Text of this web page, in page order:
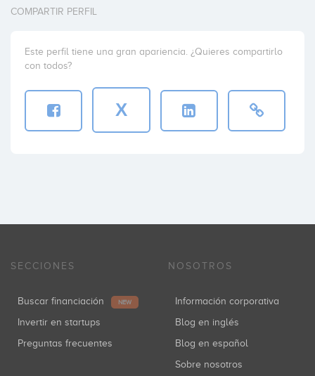
COMPARTIR PERFIL
Este perfil tiene una gran apariencia. ¿Quieres compartirlo
con todos?
X
SECCIONES
Buscar financiación NEW
Invertir en startups
Preguntas frecuentes
NOSOTROS
Información corporativa
Blog en inglés
Blog en español
Sobre nosotros